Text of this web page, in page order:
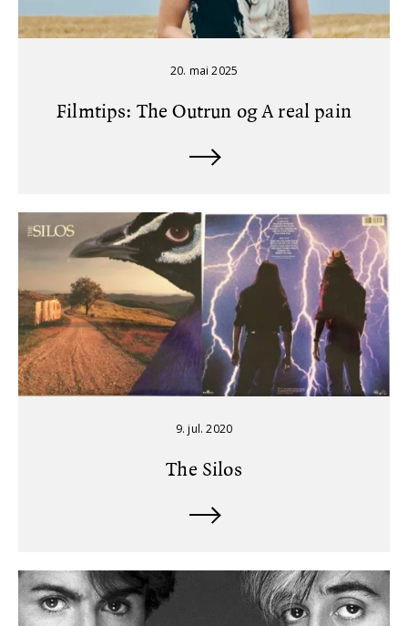
20. mai 2025
Filmtips: The Outrun og A real pain
9. jul. 2020
The Silos